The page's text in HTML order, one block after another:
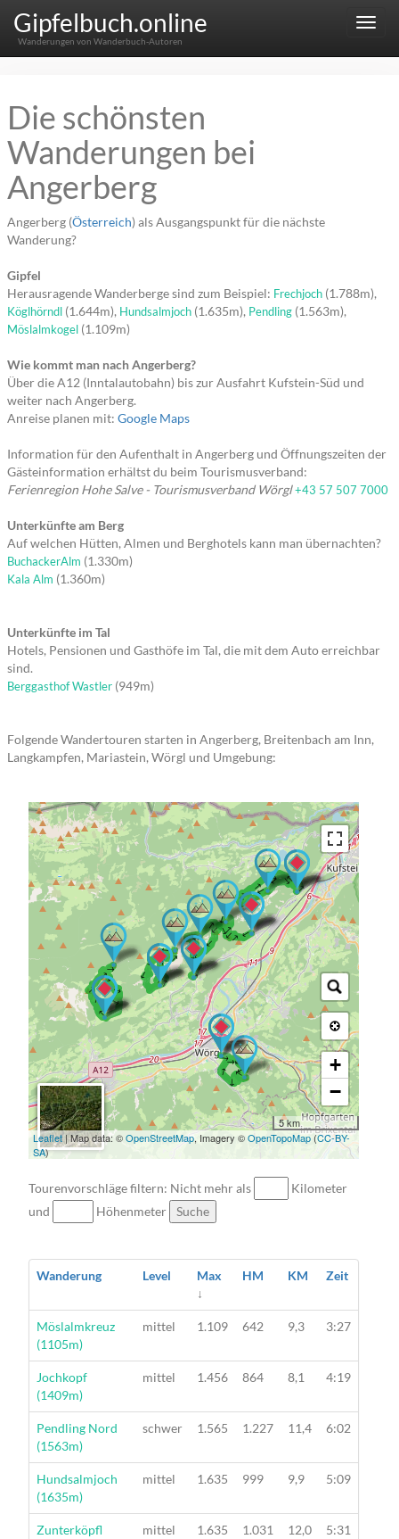
Menu
Gipfelbuch.online
Wanderungen von Wanderbuch-Autoren
Die schönsten
Wanderungen bei
Angerberg
Angerberg (Österreich) als Ausgangspunkt für die nächste
Wanderung?
Gipfel
Herausragende Wanderberge sind zum Beispiel: Frechjoch (1.788m),
Köglhörndl (1.644m), Hundsalmjoch (1.635m), Pendling (1.563m),
Möslalmkogel (1.109m)
Wie kommt man nach Angerberg?
Über die A12 (Inntalautobahn) bis zur Ausfahrt Kufstein-Süd und
weiter nach Angerberg.
Anreise planen mit: Google Maps
Information für den Aufenthalt in Angerberg und Öffnungszeiten der
Gästeinformation erhältst du beim Tourismusverband:
Ferienregion Hohe Salve - Tourismusverband Wörgl+43 57 507 7000
Unterkünfte am Berg
Auf welchen Hütten, Almen und Berghotels kann man übernachten?
BuchackerAlm (1.330m)
Kala Alm (1.360m)
Unterkünfte im Tal
Hotels, Pensionen und Gasthöfe im Tal, die mit dem Auto erreichbar
sind.
Berggasthof Wastler (949m)
Folgende Wandertouren starten in Angerberg, Breitenbach am Inn,
Langkampfen, Mariastein, Wörgl und Umgebung:
→ → → → → → →
→ → → → → →
→ → → → → → → → →
→ → → → → → →
→ → → → → → → →
→ → → → → → → →
+
−
5 km
Leaflet| Map data: ©OpenStreetMap, Imagery ©OpenTopoMap(CC-BY-
SA)
Tourenvorschläge filtern: Nicht mehr als
Kilometer
und
Höhenmeter Suche
Wanderung Level
Max
↓
HM KM Zeit
Wanderung
Möslalmkreuz
(1105m)
mittel 1.109 642 9,3 3:27
Wanderung
Jochkopf
(1409m)
mittel 1.456 864 8,1 4:19
Wanderung
Pendling Nord
(1563m)
schwer 1.565 1.227 11,4 6:02
Wanderung
Hundsalmjoch
(1635m)
mittel 1.635 999 9,9 5:09
Wanderung
Zunterköpfl
mittel 1.635 1.031 12,0 5:31